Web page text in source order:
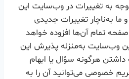
به تغییرات در وب‌سایت این
ما به‌ناچار تغییرات جدیدی
تمام آن‌ها افزوده خواهد
وب‌سایت به‌منزله پذیرش این
هرگونه سؤال یا ابهام
خصوصی می‌توانید آن را به